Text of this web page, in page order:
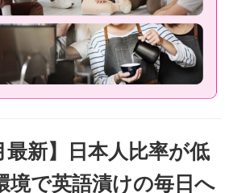
最新】日本人比率が低
境で英語漬けの毎日へ